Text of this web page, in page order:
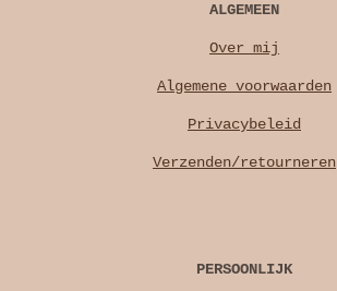
ALGEMEEN
Over mij
Algemene voorwaarden
Privacybeleid
Verzenden/retourneren
PERSOONLIJK